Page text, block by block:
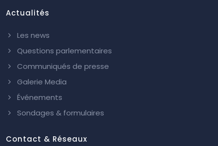
Actualités
Les news
Questions parlementaires
Communiqués de presse
Galerie Media
Événements
Sondages & formulaires
Contact & Réseaux